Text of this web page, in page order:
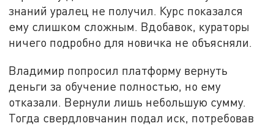
знаний уралец не получил. Курс показался
ему слишком сложным. Вдобавок, кураторы
ничего подробно для новичка не объясняли.
Владимир попросил платформу вернуть
деньги за обучение полностью, но ему
отказали. Вернули лишь небольшую сумму.
Тогда свердловчанин подал иск, потребовав